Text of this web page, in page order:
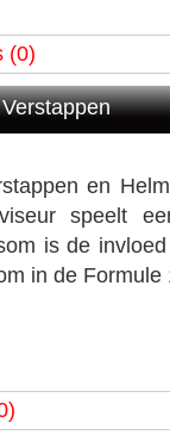
(0)
en
speelt
is de
in de Formule